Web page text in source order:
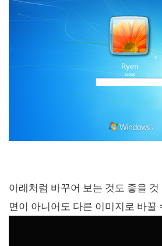
아래처럼 바꾸어 보는 것도 좋을
면이 아니어도 다른 이미지로 바꿀